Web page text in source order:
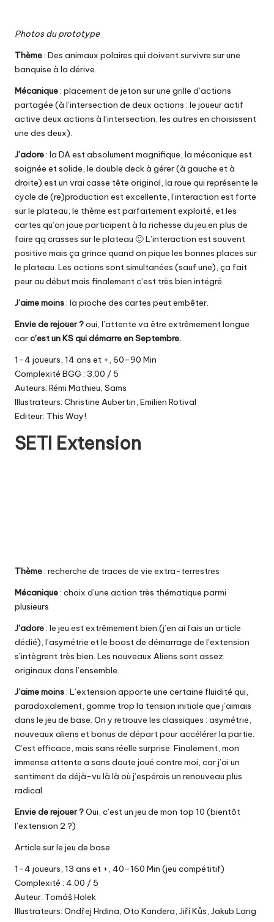
Photos du prototype
Thème: Des animaux polaires qui doivent survivre sur une
banquise à la dérive.
Mécanique: placement de jeton sur une grille d’actions
partagée (à l’intersection de deux actions : le joueur actif
active deux actions à l’intersection, les autres en choisissent
une des deux).
J’adore: la DA est absolument magnifique, la mécanique est
soignée et solide, le double deck à gérer (à gauche et à
droite) est un vrai casse tête original, la roue qui représente le
cycle de (re)production est excellente, l’interaction est forte
sur le plateau, le thème est parfaitement exploité, et les
cartes qu’on joue participent à la richesse du jeu en plus de
faire qq crasses sur le plateau 🙂 L’interaction est souvent
positive mais ça grince quand on pique les bonnes places sur
le plateau. Les actions sont simultanées (sauf une), ça fait
peur au début mais finalement c’est très bien intégré.
J’aime moins: la pioche des cartes peut embêter.
Envie de rejouer ?oui, l’attente va être extrêmement longue
carc’est unKS qui démarre en Septembre.
1–4 joueurs, 14 ans et +, 60–90 Min
Complexité BGG : 3.00 / 5
Auteurs: Rémi Mathieu, Sams
Illustrateurs: Christine Aubertin, Emilien Rotival
Editeur: This Way!
SETI Extension
Thème: recherche de traces de vie extra-terrestres
Mécanique: choix d’une action très thématique parmi
plusieurs
J’adore: le jeu est extrêmement bien (j’en ai fais un article
dédié), l’asymétrie et le boost de démarrage de l’extension
s’intègrent très bien. Les nouveaux Aliens sont assez
originaux dans l’ensemble.
J’aime moins: L’extension apporte une certaine fluidité qui,
paradoxalement, gomme trop la tension initiale que j’aimais
dans le jeu de base. On y retrouve les classiques : asymétrie,
nouveaux aliens et bonus de départ pour accélérer la partie.
C’est efficace, mais sans réelle surprise. Finalement, mon
immense attente a sans doute joué contre moi, car j’ai un
sentiment de déjà-vu là là où j’espérais un renouveau plus
radical.
Envie de rejouer ?Oui, c’est un jeu de mon top 10 (bientôt
l’extension 2 ?)
Article sur le jeu de base
1–4 joueurs, 13 ans et +, 40–160 Min (jeu compétitif)
Complexité : 4.00 / 5
Auteur: Tomáš Holek
Illustrateurs: Ondřej Hrdina, Oto Kandera, Jiří Kůs, Jakub Lang